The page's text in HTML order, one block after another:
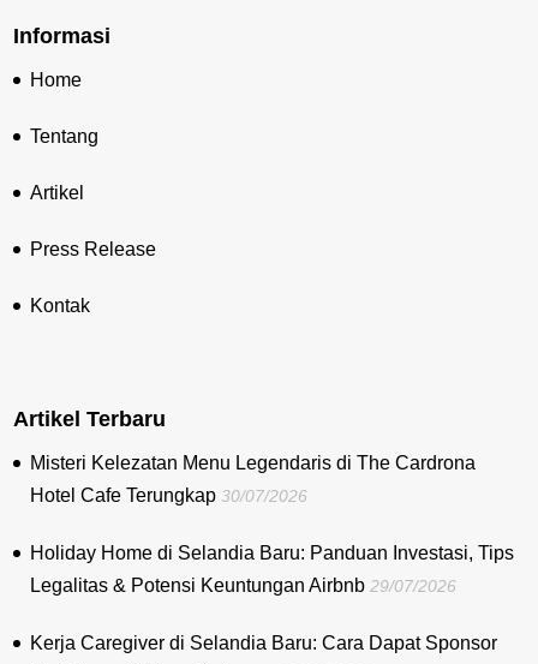
Informasi
Home
Tentang
Artikel
Press Release
Kontak
Artikel Terbaru
Misteri Kelezatan Menu Legendaris di The Cardrona
Hotel Cafe Terungkap 30/07/2026
Holiday Home di Selandia Baru: Panduan Investasi, Tips
Legalitas & Potensi Keuntungan Airbnb 29/07/2026
Kerja Caregiver di Selandia Baru: Cara Dapat Sponsor